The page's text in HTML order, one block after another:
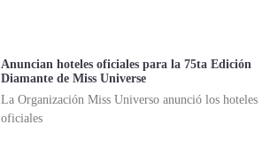
Anuncian hoteles oficiales para la 75ta Edición
Diamante de Miss Universe
La Organización Miss Universo anunció los hoteles
oficiales